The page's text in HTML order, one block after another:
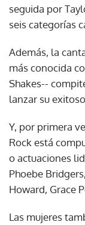
seguida por
seis categorías
Además, la
más conocida
Shakes--
lanzar su
Y, por primera
Rock está
o actuaciones
Phoebe
Howard, Grace
Las mujeres